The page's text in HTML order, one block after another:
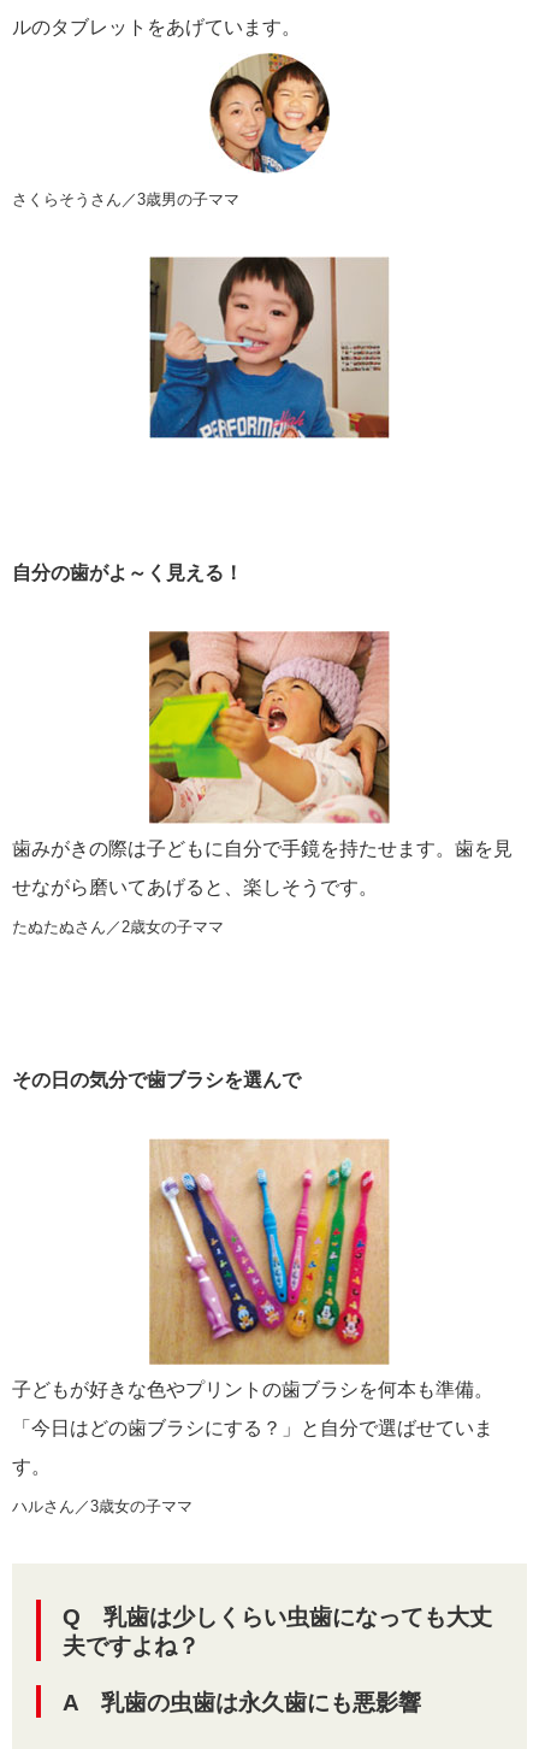
ルのタブレットをあげています。
さくらそうさん／3歳男の子ママ
自分の歯がよ～く見える！
歯みがきの際は子どもに自分で手鏡を持たせます。歯を見
せながら磨いてあげると、楽しそうです。
たぬたぬさん／2歳女の子ママ
その日の気分で歯ブラシを選んで
子どもが好きな色やプリントの歯ブラシを何本も準備。
「今日はどの歯ブラシにする？」と自分で選ばせていま
す。
ハルさん／3歳女の子ママ
Q 乳歯は少しくらい虫歯になっても大丈
夫ですよね？
A 乳歯の虫歯は永久歯にも悪影響